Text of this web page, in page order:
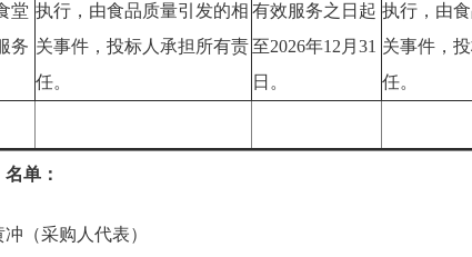
堂
务
执行，由食品质量引发的相
关事件，投标人承担所有责
任。
有效服务之日起
至2026年12月31
日。
执行，由
关事件，
任。
单：
（采购人代表）